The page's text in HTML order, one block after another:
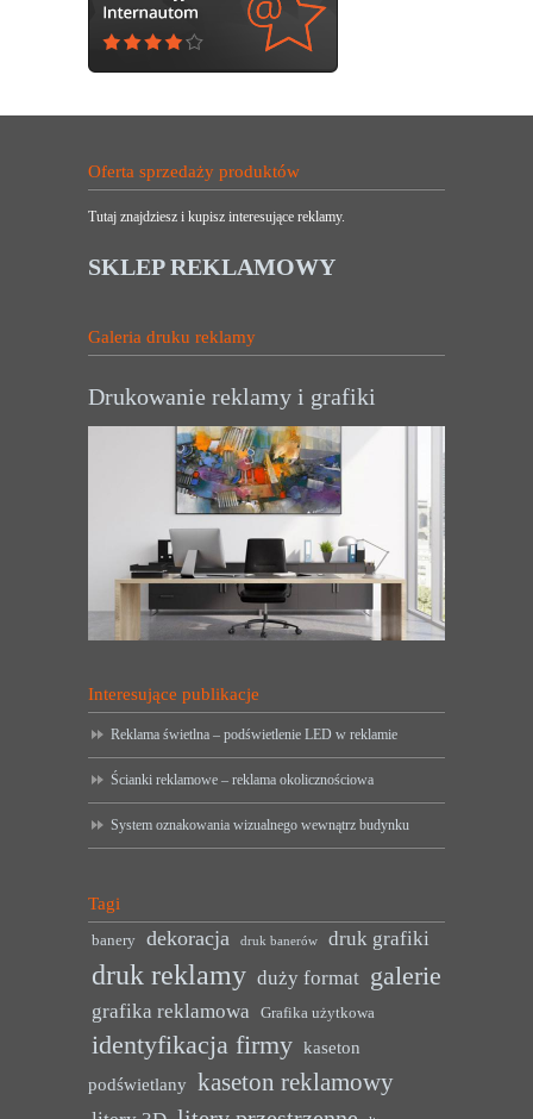
Oferta sprzedaży produktów
Tutaj znajdziesz i kupisz interesujące reklamy.
SKLEP REKLAMOWY
Galeria druku reklamy
Drukowanie reklamy i grafiki
Interesujące publikacje
Reklama świetlna – podświetlenie LED w reklamie
Ścianki reklamowe – reklama okolicznościowa
System oznakowania wizualnego wewnątrz budynku
Tagi
banery dekoracja druk banerów druk grafiki
druk reklamy duży format galerie
grafika reklamowa Grafika użytkowa
identyfikacja firmy kaseton
podświetlany kaseton reklamowy